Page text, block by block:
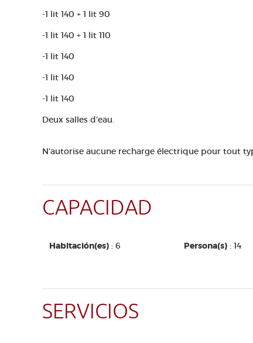
-1 lit 140 + 1 lit 90
-1 lit 140 + 1 lit 110
-1 lit 140
-1 lit 140
-1 lit 140
Deux salles d'eau.
N'autorise aucune recharge électrique pour tout
CAPACIDAD
Habitación(es) : 6 Persona(s) : 14
SERVICIOS